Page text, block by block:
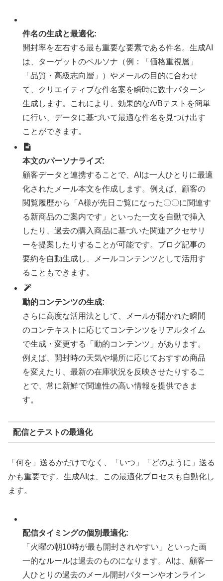
件名の生成と最適化:
開封率を左右する最も重要な要素である件名。生成AI
は、ターゲットのペルソナ（例：「価格重視層」
「品質・高級志向層」）やメールの目的に合わせ
て、クリエイティブな件名案を瞬時に数十パターン
生成します。これにより、効果的なA/Bテストを簡単
に行い、データに基づいて最適な件名を見つけ出す
ことができます。
本文のパーソナライズ:
顧客データと連携することで、AIは一人ひとりに最適
化されたメール本文を作成します。例えば、顧客の
閲覧履歴から「A様が先日ご覧になった〇〇に関連す
る新商品のご案内です」といった一文を自動で挿入
したり、過去の購入商品に基づいた関連アクセサリ
ーを提案したりすることが可能です。ブログ記事の
要約を自動生成し、メールコンテンツとして活用す
ることもできます。
動的コンテンツの生成:
さらに高度な活用法として、メールが開かれた瞬間
のコンテキストに応じてコンテンツをリアルタイム
で生成・変更する「動的コンテンツ」があります。
例えば、開封時の天気や場所に応じておすすめ商品
を変えたり、最新の在庫状況を反映させたりするこ
とで、常に新鮮で関連性の高い情報を提供できま
す。
配信とテストの最適化
「何を」送るかだけでなく、「いつ」「どのように」送る
かも重要です。生成AIは、この最適化プロセスも自動化し
ます。
配信タイミングの個別最適化:
「火曜の朝10時が最も開封されやすい」といった画
一的なルールは過去のものになります。AIは、顧客一
人ひとりの過去のメール開封パターンやオンライン